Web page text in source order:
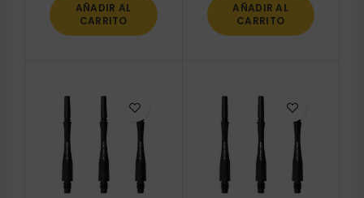
AÑADIR AL
CARRITO
AÑADIR AL
CARRITO